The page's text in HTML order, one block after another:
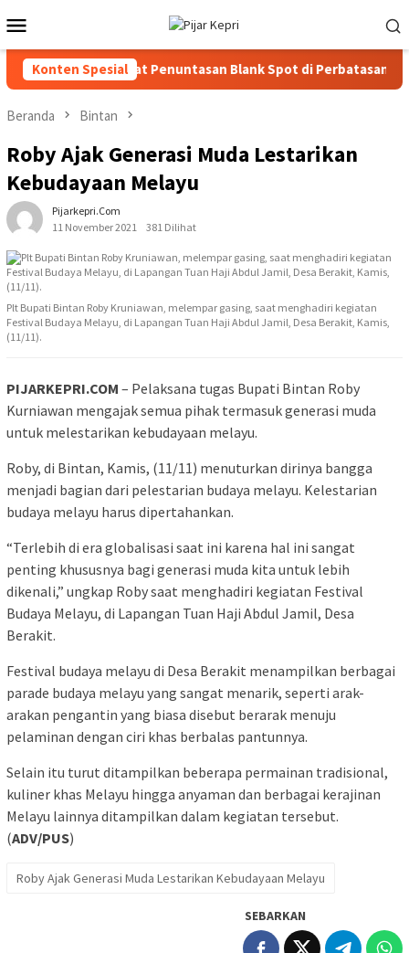
ke
kontenMobile
Konten Spesial
KomDigi Percepat Penuntasan Blank Spot di Perbatasan
Beranda Bintan
Roby Ajak Generasi Muda Lestarikan
Kebudayaan Melayu
Pijarkepri.com
11 November 2021
381 Dilihat
Plt Bupati Bintan Roby Kruniawan, melempar gasing, saat menghadiri kegiatan
Festival Budaya Melayu, di Lapangan Tuan Haji Abdul Jamil, Desa Berakit, Kamis,
(11/11).
PIJARKEPRI.COM – Pelaksana tugas Bupati Bintan Roby
Kurniawan mengajak semua pihak termasuk generasi muda
untuk melestarikan kebudayaan melayu.
Roby, di Bintan, Kamis, (11/11) menuturkan dirinya bangga
menjadi bagian dari pelestarian budaya melayu. Kelestarian
budaya melayu harus dipertahankan.
“Terlebih di era globalisasi saat ini karena hal ini sangat
penting khususnya bagi generasi muda kita untuk lebih
dikenali,” ungkap Roby saat menghadiri kegiatan Festival
Budaya Melayu, di Lapangan Tuan Haji Abdul Jamil, Desa
Berakit.
Festival budaya melayu di Desa Berakit menampilkan berbagai
parade budaya melayu yang sangat menarik, seperti arak-
arakan pengantin yang biasa disebut berarak menuju
pelaminan dengan ciri khas berbalas pantunnya.
Selain itu turut ditampilkan beberapa permainan tradisional,
kuliner khas Melayu hingga anyaman dan berbagai kerajinan
Melayu lainnya ditampilkan dalam kegiatan tersebut.
(ADV/PUS)
Roby Ajak Generasi Muda Lestarikan Kebudayaan Melayu
SEBARKAN